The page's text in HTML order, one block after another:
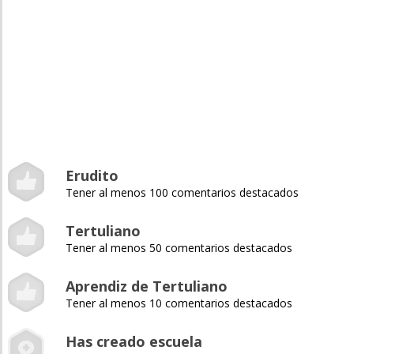
Erudito
Tener al menos 100 comentarios destacados
Tertuliano
Tener al menos 50 comentarios destacados
Aprendiz de Tertuliano
Tener al menos 10 comentarios destacados
Has creado escuela